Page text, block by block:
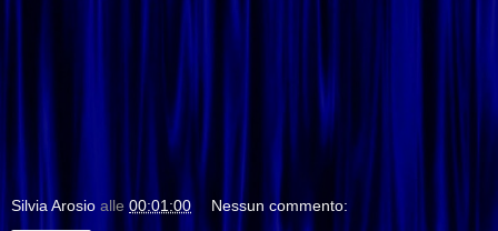
Silvia Arosio alle 00:01:00 Nessun commento: